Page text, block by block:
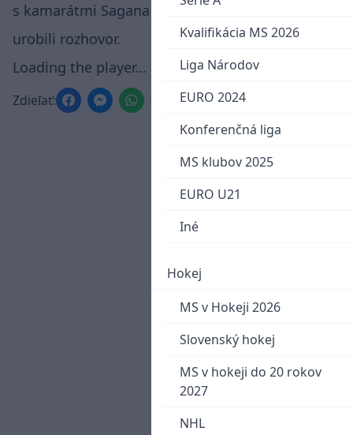
Kvalifikácia MS 2026
Liga Národov
EURO 2024
Konferenčná liga
MS klubov 2025
EURO U21
Iné
Hokej
MS v Hokeji 2026
Slovenský hokej
MS v hokeji do 20 rokov
2027
NHL
s kamarátmi Sagana a s bývalým trénerom
urobili rozhovor.
Loading the player...
Zdieľať: